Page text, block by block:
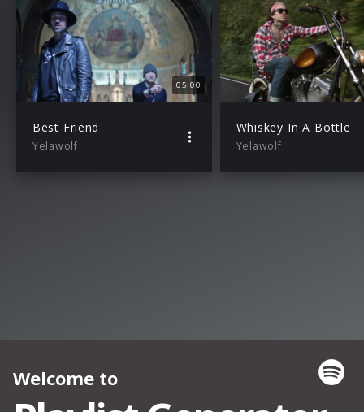
05:00
Best Friend
Yelawolf
Whiskey In A Bottle
Yelawolf